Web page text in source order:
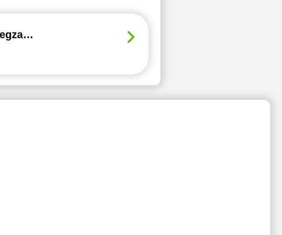
Udzielam korepetycji z informatyki oraz pomagam w przygotowaniu do egzaminu INF.02 oraz INF.03.